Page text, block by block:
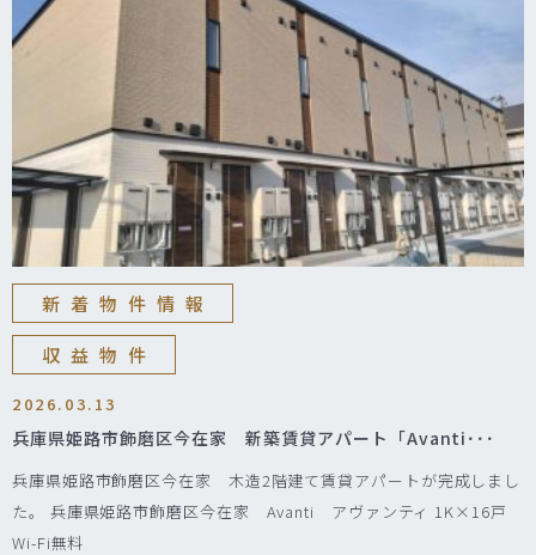
新着物件情報
収益物件
2026.03.13
兵庫県姫路市飾磨区今在家 新築賃貸アパート「Avanti･･･
兵庫県姫路市飾磨区今在家 木造2階建て賃貸アパートが完成しまし
た。 兵庫県姫路市飾磨区今在家 Avanti アヴァンティ 1K×16戸
Wi-Fi無料